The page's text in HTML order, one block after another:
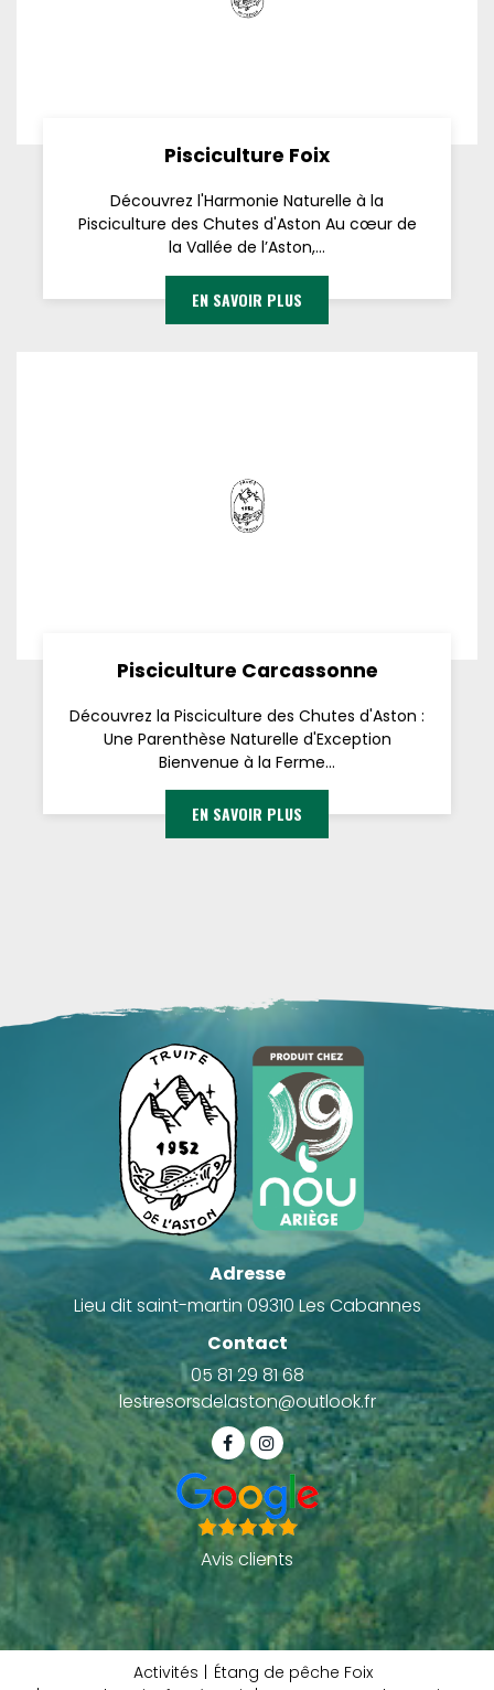
Pisciculture Foix
Découvrez l'Harmonie Naturelle à la
Pisciculture des Chutes d'Aston Au cœur de
la Vallée de l’Aston,...
EN SAVOIR PLUS
Pisciculture Carcassonne
Découvrez la Pisciculture des Chutes d'Aston :
Une Parenthèse Naturelle d'Exception
Bienvenue à la Ferme...
EN SAVOIR PLUS
Adresse
Lieu dit saint-martin 09310 Les Cabannes
Contact
05 81 29 81 68
lestresorsdelaston@outlook.fr
Avis clients
Activités
Étang de pêche Foix